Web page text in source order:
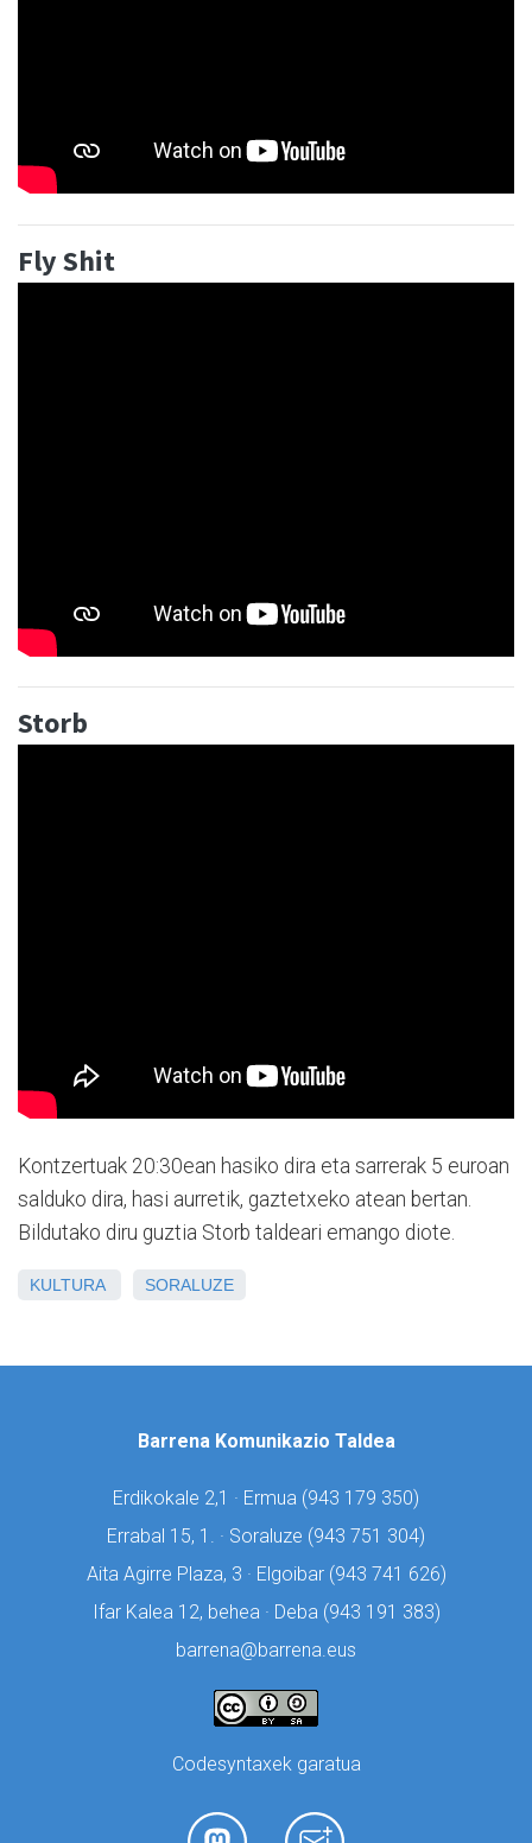
Fly Shit
Storb
Kontzertuak 20:30ean hasiko dira eta sarrerak 5 euroan
salduko dira, hasi aurretik, gaztetxeko atean bertan.
Bildutako diru guztia Storb taldeari emango diote.
KULTURA SORALUZE
Barrena Komunikazio Taldea
Erdikokale 2,1 · Ermua (943 179 350)
Errabal 15, 1. · Soraluze (943 751 304)
Aita Agirre Plaza, 3 · Elgoibar (943 741 626)
Ifar Kalea 12, behea · Deba (943 191 383)
barrena@barrena.eus
Codesyntaxek garatua